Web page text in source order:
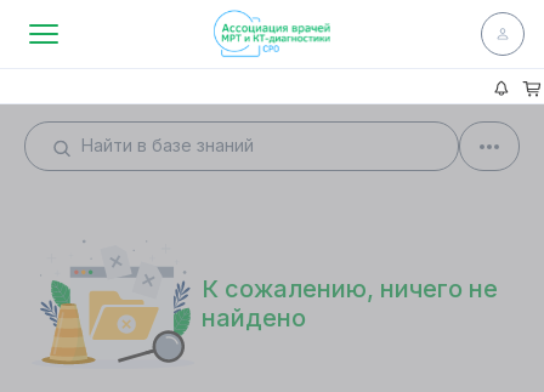
К сожалению, ничего не
найдено